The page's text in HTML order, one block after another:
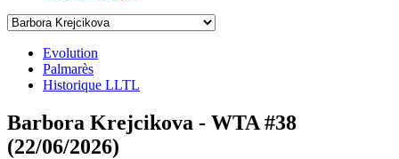
Evolution
Palmarès
Historique LLTL
Barbora Krejcikova - WTA #38
(22/06/2026)